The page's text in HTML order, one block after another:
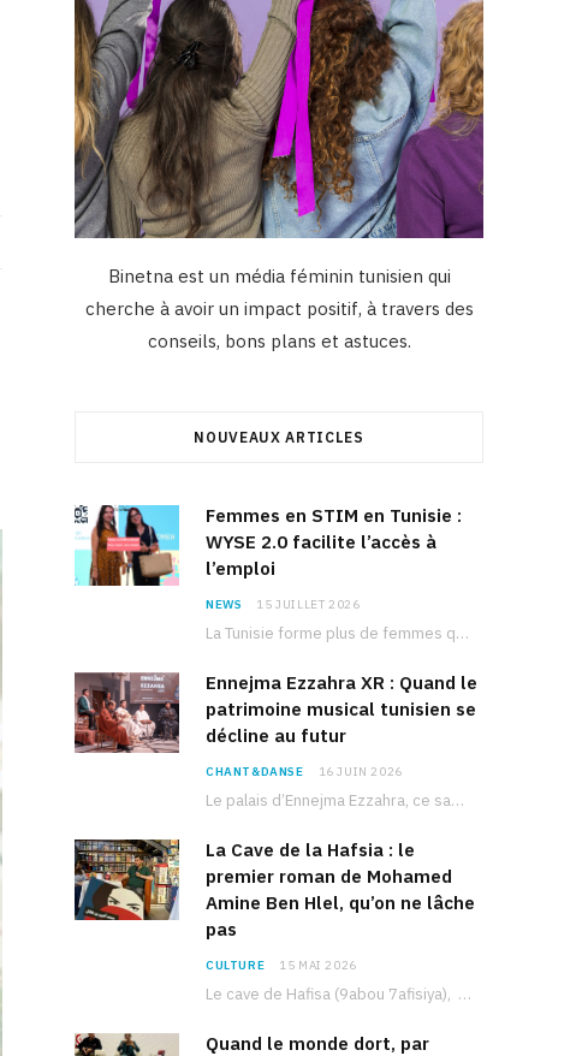
Binetna est un média féminin tunisien qui
cherche à avoir un impact positif, à travers des
conseils, bons plans et astuces.
NOUVEAUX ARTICLES
Femmes en STIM en Tunisie :
WYSE 2.0 facilite l’accès à
l’emploi
NEWS 15 JUILLET 2026
La Tunisie forme plus de femmes que d’hommes dans les filières scientifiques. Pourtant, pour beaucoup…
Ennejma Ezzahra XR : Quand le
patrimoine musical tunisien se
décline au futur
CHANT&DANSE 16 JUIN 2026
Le palais d’Ennejma Ezzahra, ce sanctuaire de la musique tunisienne et méditerranéenne construit par le…
La Cave de la Hafsia : le
premier roman de Mohamed
Amine Ben Hlel, qu’on ne lâche
pas
CULTURE 15 MAI 2026
Le cave de Hafisa (9abou 7afisiya), premier roman du journaliste tunisien Mohamed Amine Ben Hlel,…
Quand le monde dort, par